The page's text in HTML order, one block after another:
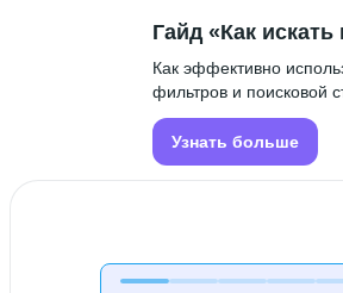
Гайд «Как искать
Как эффективно
фильтров и поисковой
Узнать больше